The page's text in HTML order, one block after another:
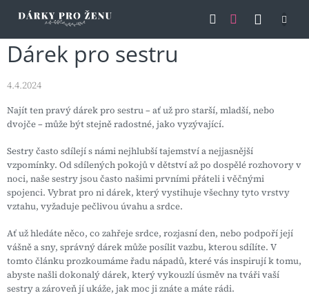
Dárek pro sestru
4.4.2024
Najít ten pravý dárek pro sestru – ať už pro starší, mladší, nebo
dvojče – může být stejně radostné, jako vyzývající.
Sestry často sdílejí s námi nejhlubší tajemství a nejjasnější
vzpomínky. Od sdílených pokojů v dětství až po dospělé rozhovory v
noci, naše sestry jsou často našimi prvními přáteli i věčnými
spojenci. Vybrat pro ni dárek, který vystihuje všechny tyto vrstvy
vztahu, vyžaduje pečlivou úvahu a srdce.
Ať už hledáte něco, co zahřeje srdce, rozjasní den, nebo podpoří její
vášně a sny, správný dárek může posílit vazbu, kterou sdílíte. V
tomto článku prozkoumáme řadu nápadů, které vás inspirují k tomu,
abyste našli dokonalý dárek, který vykouzlí úsměv na tváři vaší
sestry a zároveň jí ukáže, jak moc ji znáte a máte rádi.